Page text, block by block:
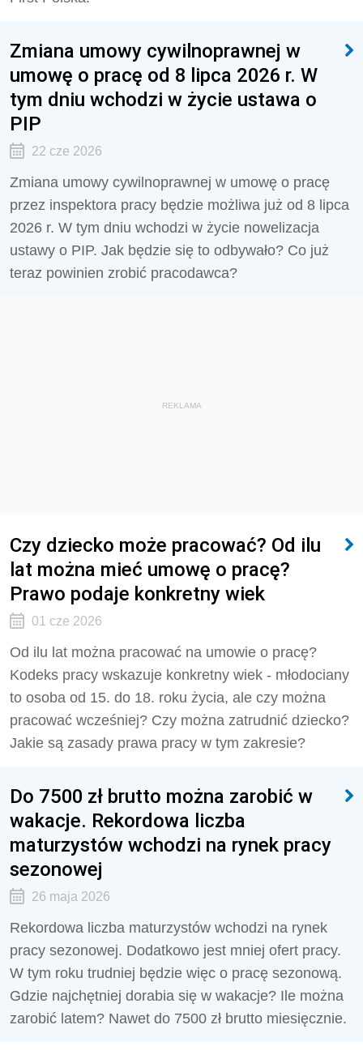
Zmiana umowy cywilnoprawnej w
umowę o pracę od 8 lipca 2026 r. W
tym dniu wchodzi w życie ustawa o
PIP
22 cze 2026
Zmiana umowy cywilnoprawnej w umowę o pracę
przez inspektora pracy będzie możliwa już od 8 lipca
2026 r. W tym dniu wchodzi w życie nowelizacja
ustawy o PIP. Jak będzie się to odbywało? Co już
teraz powinien zrobić pracodawca?
REKLAMA
Czy dziecko może pracować? Od ilu
lat można mieć umowę o pracę?
Prawo podaje konkretny wiek
01 cze 2026
Od ilu lat można pracować na umowie o pracę?
Kodeks pracy wskazuje konkretny wiek - młodociany
to osoba od 15. do 18. roku życia, ale czy można
pracować wcześniej? Czy można zatrudnić dziecko?
Jakie są zasady prawa pracy w tym zakresie?
Do 7500 zł brutto można zarobić w
wakacje. Rekordowa liczba
maturzystów wchodzi na rynek pracy
sezonowej
26 maja 2026
Rekordowa liczba maturzystów wchodzi na rynek
pracy sezonowej. Dodatkowo jest mniej ofert pracy.
W tym roku trudniej będzie więc o pracę sezonową.
Gdzie najchętniej dorabia się w wakacje? Ile można
zarobić latem? Nawet do 7500 zł brutto miesięcznie.